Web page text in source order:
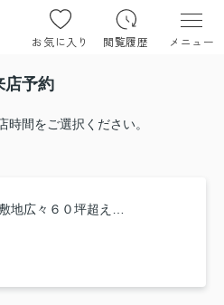
お気に入り 閲覧履歴 メニュー
店予約
時間をご選択ください。